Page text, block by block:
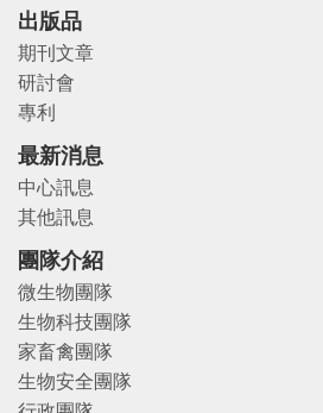
出版品
期刊文章
研討會
專利
最新消息
中心訊息
其他訊息
團隊介紹
微生物團隊
生物科技團隊
家畜禽團隊
生物安全團隊